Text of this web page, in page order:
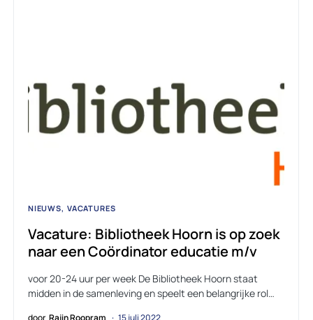
NIEUWS VACATURES
Vacature: Bibliotheek Hoorn is op zoek
naar een Coördinator educatie m/v
voor 20-24 uur per week De Bibliotheek Hoorn staat
midden in de samenleving en speelt een belangrijke rol…
door Rajin Roopram 15 juli 2022